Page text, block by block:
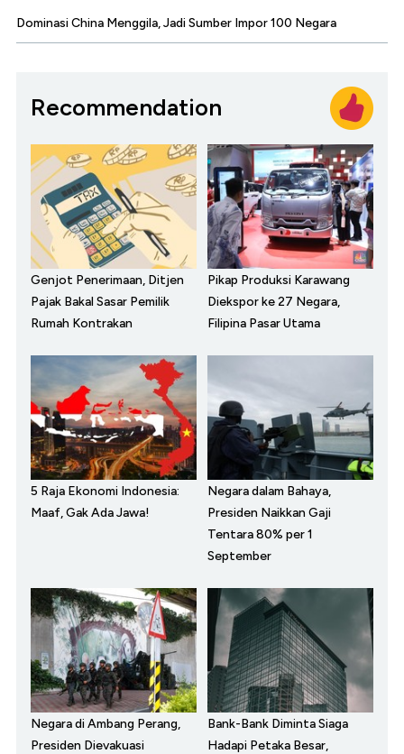
Dominasi China Menggila, Jadi Sumber Impor 100 Negara
Recommendation
Genjot Penerimaan, Ditjen
Pajak Bakal Sasar Pemilik
Rumah Kontrakan
Pikap Produksi Karawang
Diekspor ke 27 Negara,
Filipina Pasar Utama
5 Raja Ekonomi Indonesia:
Maaf, Gak Ada Jawa!
Negara dalam Bahaya,
Presiden Naikkan Gaji
Tentara 80% per 1
September
Negara di Ambang Perang,
Presiden Dievakuasi
Bank-Bank Diminta Siaga
Hadapi Petaka Besar,